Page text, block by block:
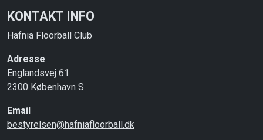
KONTAKT INFO
Hafnia Floorball Club
Adresse
Englandsvej 61
2300 København S
Email
bestyrelsen@hafniafloorball.dk